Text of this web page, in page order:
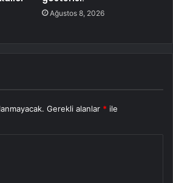
Ağustos 8, 2026
Gerekli alanlar * ile